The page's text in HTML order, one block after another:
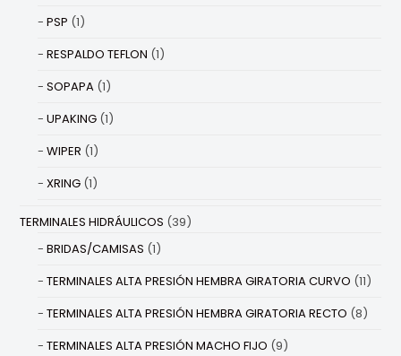
PSP (1)
RESPALDO TEFLON (1)
SOPAPA (1)
UPAKING (1)
WIPER (1)
XRING (1)
TERMINALES HIDRÁULICOS (39)
BRIDAS/CAMISAS (1)
TERMINALES ALTA PRESIÓN HEMBRA GIRATORIA CURVO (11)
TERMINALES ALTA PRESIÓN HEMBRA GIRATORIA RECTO (8)
TERMINALES ALTA PRESIÓN MACHO FIJO (9)